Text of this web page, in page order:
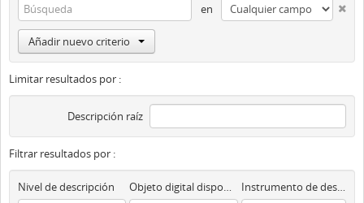
en
Añadir nuevo criterio
Limitar resultados por :
Descripción raíz
Filtrar resultados por :
Nivel de descripción Objeto digital disponibles Instrumento de descripción